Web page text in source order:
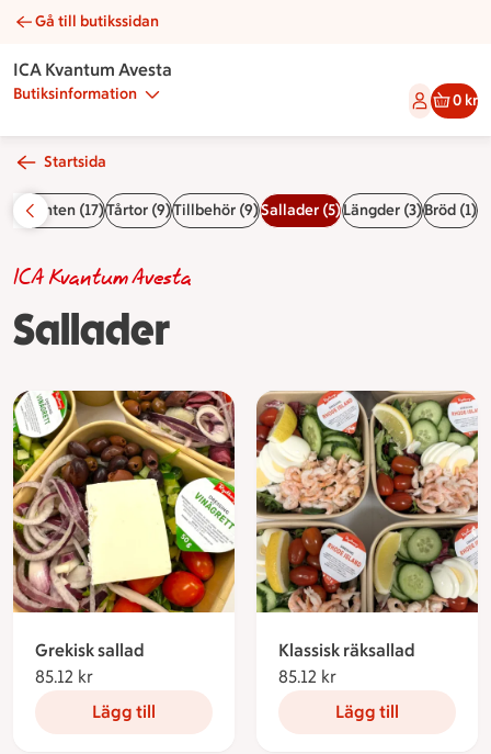
Sallader | Catering ICA Kvantum Avesta
Gå till butikssidan
ICA Kvantum Avesta
Butiksinformation 0 kr
Startsida
Studenten (17)Tårtor (9)Tillbehör (9)Sallader (5)Längder (3)Bröd (1)
Sallader
ICA Kvantum Avesta
Grekisk sallad
85.12 kr
Lägg till
Klassisk räksallad
85.12 kr
Lägg till